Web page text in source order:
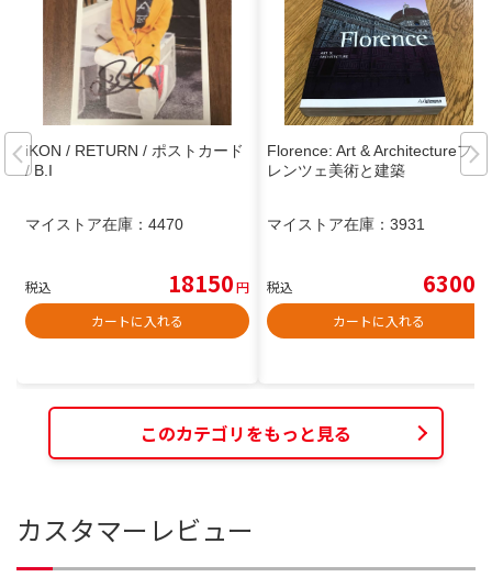
iKON / RETURN / ポストカード
/ B.I
マイストア在庫： 4470
税込 18150円
カートに入れる
Florence: Art & Architectureフィ
レンツェ美術と建築
マイストア在庫： 3931
税込 6300
カートに入れる
このカテゴリをもっと見る
カスタマーレビュー